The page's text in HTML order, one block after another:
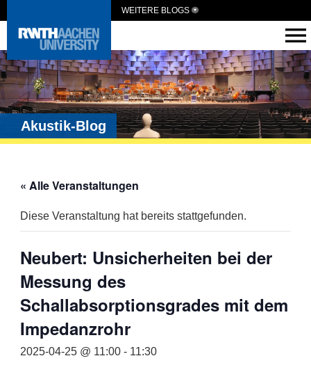
WEITERE BLOGS
Akustik-Blog
« Alle Veranstaltungen
Diese Veranstaltung hat bereits stattgefunden.
Neubert: Unsicherheiten bei der
Messung des
Schallabsorptionsgrades mit dem
Impedanzrohr
2025-04-25 @ 11:00- 11:30